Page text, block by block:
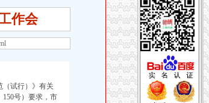
作会
（试行）》有关
号）要求，市